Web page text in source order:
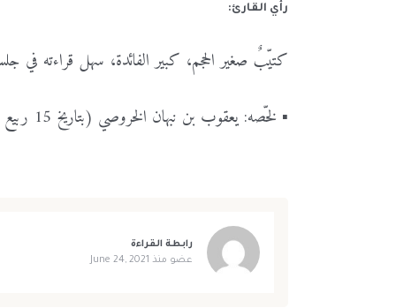
رأي القارئ:
كتيّبٌ صغير الحجم، كبير الفائدة، سهل قراءته في
▪️ لخّصه: يعقوب بن نبهان الخروصي (بتاريخ 15 ربيع
رابطة القراءة
عضو منذ June 24, 2021